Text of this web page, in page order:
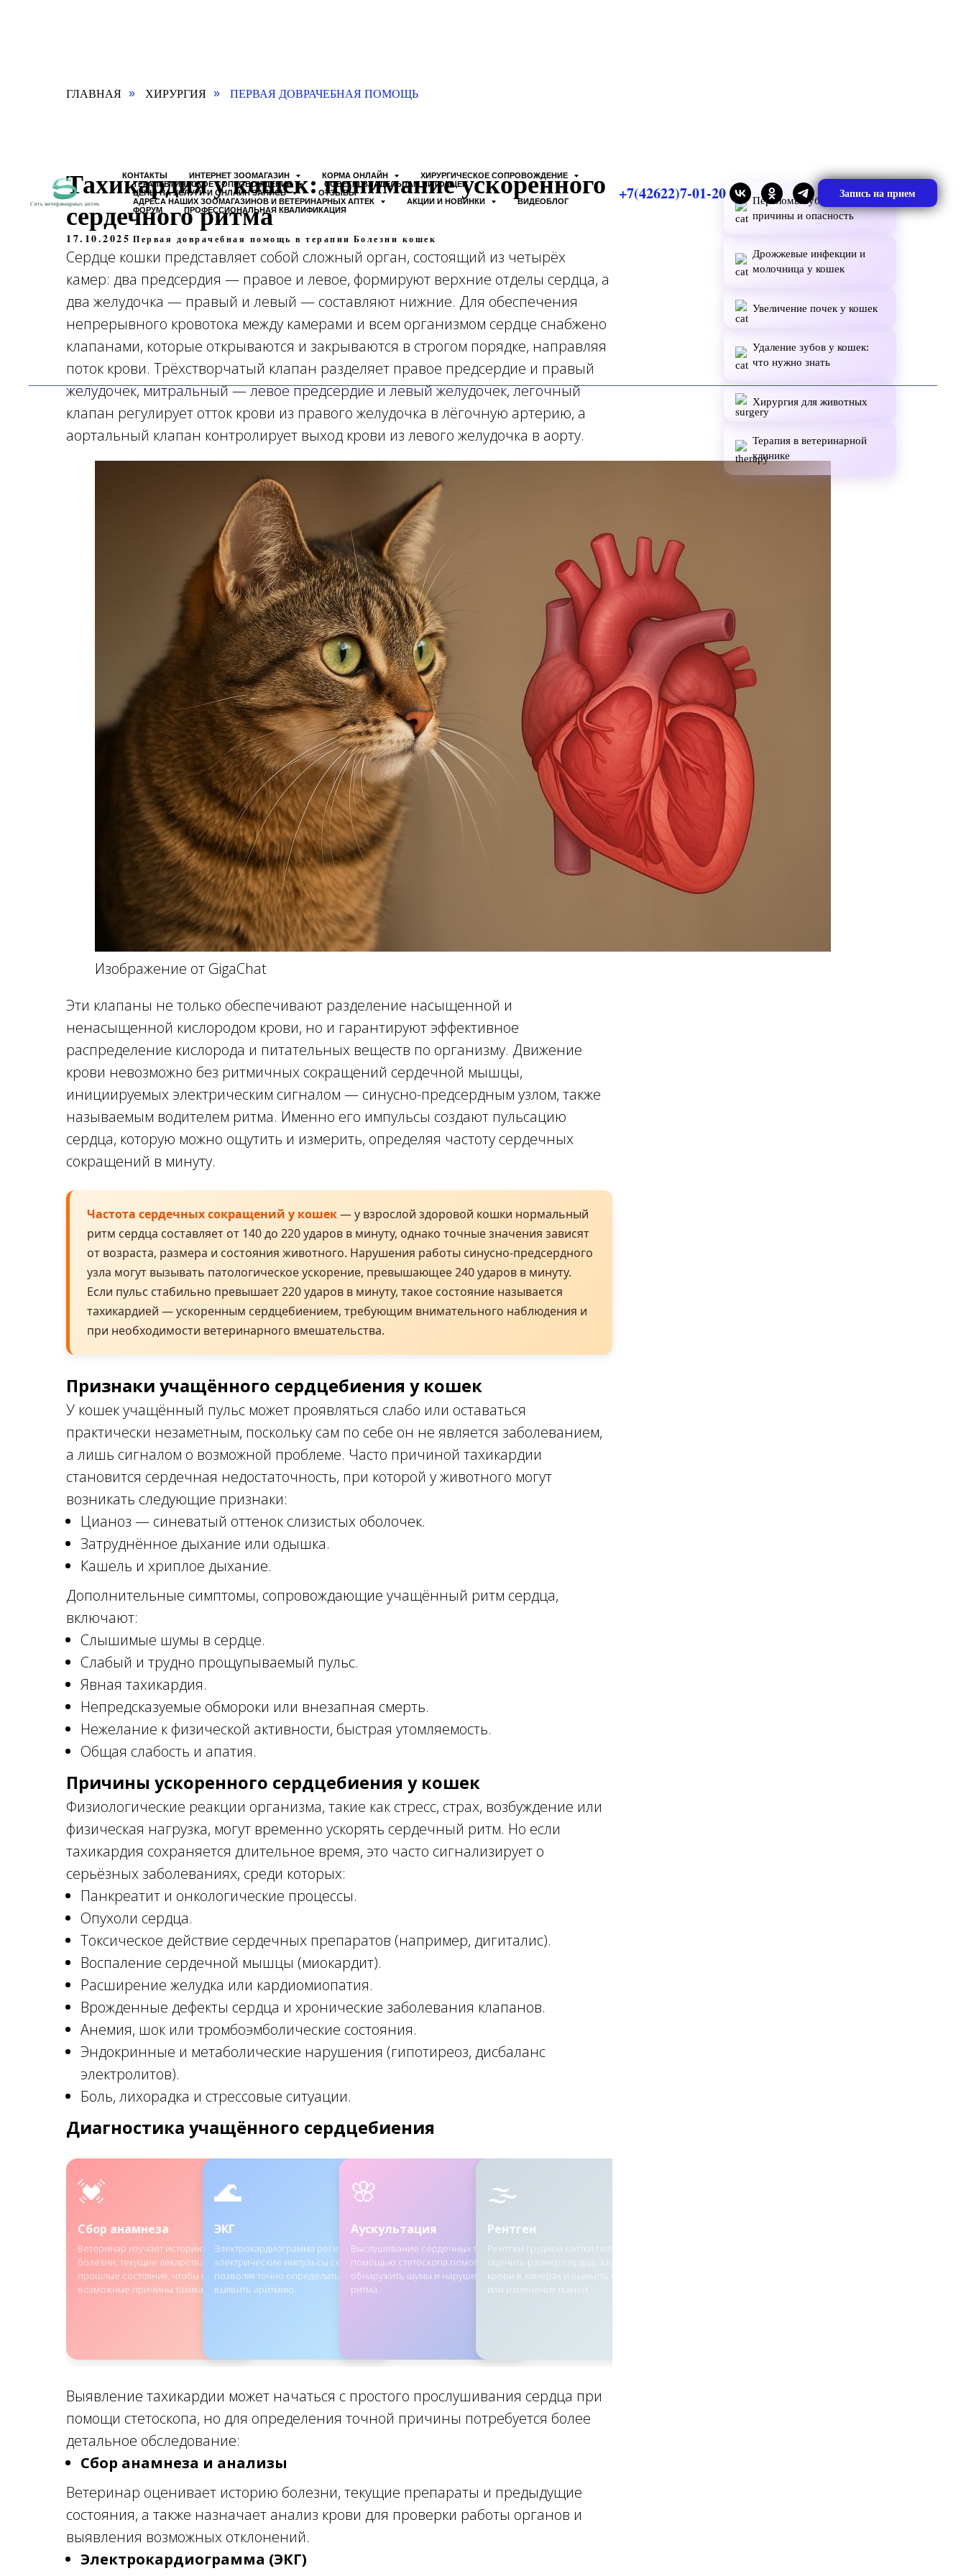
КОНТАКТЫ ИНТЕРНЕТ ЗООМАГАЗИН КОРМА ОНЛАЙН
ХИРУРГИЧЕСКОЕ СОПРОВОЖДЕНИЕ
ТЕРАПЕВТИЧЕСКОЕ СОПРОВОЖДЕНИЕ
СОВЕТЫ ВЛАДЕЛЬЦАМ ПИТОМЦЕВ
ЦЕНЫ НА УСЛУГИ И ОНЛАЙН ЗАПИСЬ
ОТЗЫВЫ
АДРЕСА НАШИХ ЗООМАГАЗИНОВ И ВЕТЕРИНАРНЫХ АПТЕК
АКЦИИ И НОВИНКИ
ВИДЕОБЛОГ
ФОРУМ
ПРОФЕССИОНАЛЬНАЯ КВАЛИФИКАЦИЯ
+7(42622)7-01-20 Запись на прием
ГЛАВНАЯ » ХИРУРГИЯ » ПЕРВАЯ ДОВРАЧЕБНАЯ ПОМОЩЬ
Тахикардия у кошек: понимание ускоренного
сердечного ритма
17.10.2025 Первая доврачебная помощь в терапии Болезни кошек
Сердце кошки представляет собой сложный орган, состоящий из четырёх
камер: два предсердия — правое и левое, формируют верхние отделы сердца, а
два желудочка — правый и левый — составляют нижние. Для обеспечения
непрерывного кровотока между камерами и всем организмом сердце снабжено
клапанами, которые открываются и закрываются в строгом порядке, направляя
поток крови. Трёхстворчатый клапан разделяет правое предсердие и правый
желудочек, митральный — левое предсердие и левый желудочек, легочный
клапан регулирует отток крови из правого желудочка в лёгочную артерию, а
аортальный клапан контролирует выход крови из левого желудочка в аорту.
Изображение от GigaChat
Эти клапаны не только обеспечивают разделение насыщенной и
ненасыщенной кислородом крови, но и гарантируют эффективное
распределение кислорода и питательных веществ по организму. Движение
крови невозможно без ритмичных сокращений сердечной мышцы,
инициируемых электрическим сигналом — синусно-предсердным узлом, также
называемым водителем ритма. Именно его импульсы создают пульсацию
сердца, которую можно ощутить и измерить, определяя частоту сердечных
сокращений в минуту.
Частота сердечных сокращений у кошек— у взрослой здоровой кошки нормальный
ритм сердца составляет от 140 до 220 ударов в минуту, однако точные значения зависят
от возраста, размера и состояния животного. Нарушения работы синусно-предсердного
узла могут вызывать патологическое ускорение, превышающее 240 ударов в минуту.
Если пульс стабильно превышает 220 ударов в минуту, такое состояние называется
тахикардией — ускоренным сердцебиением, требующим внимательного наблюдения и
при необходимости ветеринарного вмешательства.
Признаки учащённого сердцебиения у кошек
У кошек учащённый пульс может проявляться слабо или оставаться
практически незаметным, поскольку сам по себе он не является заболеванием,
а лишь сигналом о возможной проблеме. Часто причиной тахикардии
становится сердечная недостаточность, при которой у животного могут
возникать следующие признаки:
Цианоз — синеватый оттенок слизистых оболочек.
Затруднённое дыхание или одышка.
Кашель и хриплое дыхание.
Дополнительные симптомы, сопровождающие учащённый ритм сердца,
включают:
Слышимые шумы в сердце.
Слабый и трудно прощупываемый пульс.
Явная тахикардия.
Непредсказуемые обмороки или внезапная смерть.
Нежелание к физической активности, быстрая утомляемость.
Общая слабость и апатия.
Причины ускоренного сердцебиения у кошек
Физиологические реакции организма, такие как стресс, страх, возбуждение или
физическая нагрузка, могут временно ускорять сердечный ритм. Но если
тахикардия сохраняется длительное время, это часто сигнализирует о
серьёзных заболеваниях, среди которых:
Панкреатит и онкологические процессы.
Опухоли сердца.
Токсическое действие сердечных препаратов (например, дигиталис).
Воспаление сердечной мышцы (миокардит).
Расширение желудка или кардиомиопатия.
Врожденные дефекты сердца и хронические заболевания клапанов.
Анемия, шок или тромбоэмболические состояния.
Эндокринные и метаболические нарушения (гипотиреоз, дисбаланс
электролитов).
Боль, лихорадка и стрессовые ситуации.
Диагностика учащённого сердцебиения
💓
Сбор анамнеза
Ветеринар изучает историю
болезни, текущие лекарства и
прошлые состояния, чтобы выявить
возможные причины тахикардии.
🌊
ЭКГ
Электрокардиограмма регистрирует
электрические импульсы сердца,
позволяя точно определить ритм и
выявить аритмию.
🌸
Аускультация
Выслушивание сердечных тонов с
помощью стетоскопа помогает
обнаружить шумы и нарушения
ритма.
🌫
Рентген
Рентген грудной клетки позволяет
оценить размер сердца, застой
крови в камерах и выявить опухоли
или изменения тканей.
Выявление тахикардии может начаться с простого прослушивания сердца при
помощи стетоскопа, но для определения точной причины потребуется более
детальное обследование:
Сбор анамнеза и анализы
Ветеринар оценивает историю болезни, текущие препараты и предыдущие
состояния, а также назначает анализ крови для проверки работы органов и
выявления возможных отклонений.
Электрокардиограмма (ЭКГ)
Переломы зубов у кошек:
причины и опасность
Дрожжевые инфекции и
молочница у кошек
Увеличение почек у кошек
Удаление зубов у кошек:
что нужно знать
Хирургия для животных
Терапия в ветеринарной
клинике